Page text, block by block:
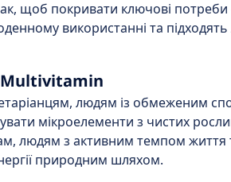
щоб покривати ключові потреби
використанні та
Multivitamin
людям із обмеженим
мікроелементи з чистих
людям з активним темпом життя
природним шляхом.